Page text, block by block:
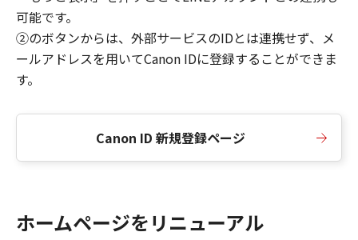
可能です。
②のボタンからは、外部サービスのIDとは連携せず、メ
ールアドレスを用いてCanon IDに登録することができま
す。
Canon ID 新規登録ページ
ホームページをリニューアル